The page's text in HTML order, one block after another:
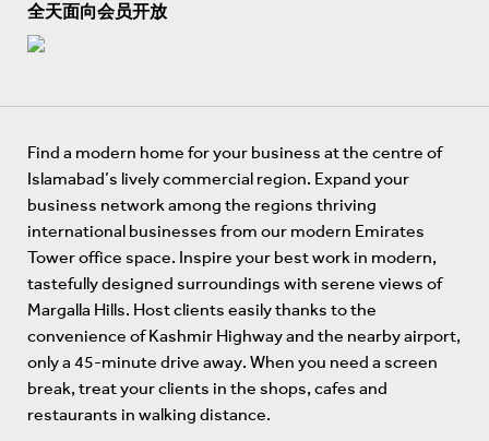
全天面向会员开放
Find a modern home for your business at the centre of
Islamabad’s lively commercial region. Expand your
business network among the regions thriving
international businesses from our modern Emirates
Tower office space. Inspire your best work in modern,
tastefully designed surroundings with serene views of
Margalla Hills. Host clients easily thanks to the
convenience of Kashmir Highway and the nearby airport,
only a 45-minute drive away. When you need a screen
break, treat your clients in the shops, cafes and
restaurants in walking distance.